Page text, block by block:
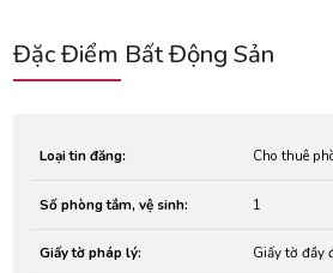
Đặc Điểm Bất Động Sản
Loại tin đăng: Cho thuê
Số phòng tắm, vệ sinh: 1
Giấy tờ pháp lý: Giấy tờ đầy